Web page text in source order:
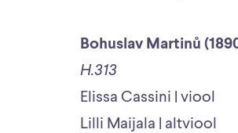
Bohuslav Martinů
H.313
Elissa Cassini | viool
Lilli Maijala | altviool